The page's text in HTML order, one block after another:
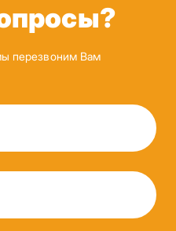
перезвоним Вам